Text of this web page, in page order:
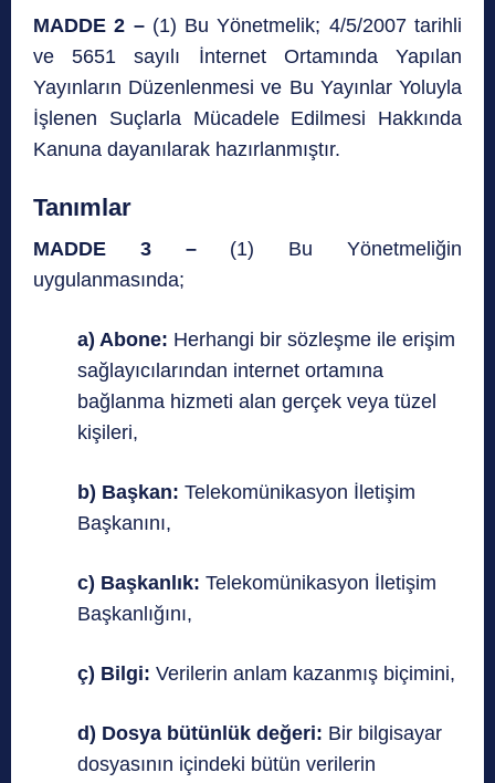
MADDE 2 –(1) Bu Yönetmelik; 4/5/2007 tarihli
ve 5651 sayılı İnternet Ortamında Yapılan
Yayınların Düzenlenmesi ve Bu Yayınlar Yoluyla
İşlenen Suçlarla Mücadele Edilmesi Hakkında
Kanuna dayanılarak hazırlanmıştır.
Tanımlar
MADDE 3 –(1) Bu Yönetmeliğin
uygulanmasında;
a) Abone: Herhangi bir sözleşme ile erişim
sağlayıcılarından internet ortamına
bağlanma hizmeti alan gerçek veya tüzel
kişileri,
b) Başkan: Telekomünikasyon İletişim
Başkanını,
c) Başkanlık: Telekomünikasyon İletişim
Başkanlığını,
ç) Bilgi: Verilerin anlam kazanmış biçimini,
d) Dosya bütünlük değeri: Bir bilgisayar
dosyasının içindeki bütün verilerin